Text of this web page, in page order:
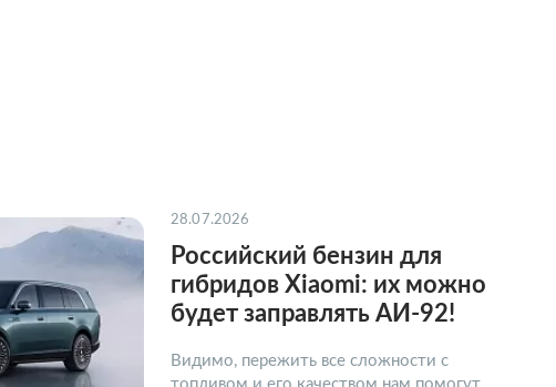
28.07.2026
Российский бензин для
гибридов Xiaomi: их можно
будет заправлять АИ-92!
Видимо, пережить все сложности с